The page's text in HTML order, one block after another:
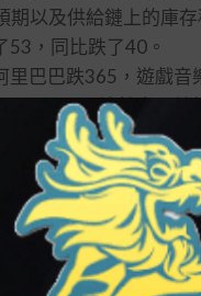
及供給鏈上的庫存
53，同比跌了40。
巴巴跌365，遊戲
日，石油輸出國結
，將原油總產量日
來最大單周漲幅。
月原油期貨收漲
報17093美元盎司
，本年9月美國炒
月度增幅，不過仍